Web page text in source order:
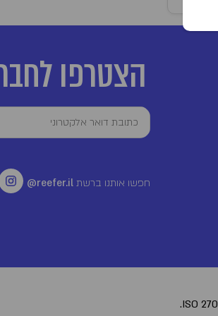
הצטרפו
חפשו אותנו ברשת reefer.il@